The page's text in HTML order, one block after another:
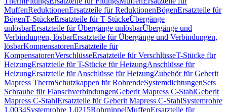
MuffenReduktionenErsatzteile für ReduktionenBögenErsatzteile für
BögenT-StückeErsatzteile für T-StückeÜbergänge
unlösbarErsatzteile für Übergänge unlösbarÜbergänge und
Verbindungen, lösbarErsatzteile für Übergänge und Verbindungen,
lösbarKompensatorenErsatzteile für
KompensatorenVerschlüsseErsatzteile für VerschlüsseT-Stücke für
HeizungErsatzteile für T-Stücke für HeizungAnschlüsse für
HeizungErsatzteile für Anschlüsse für HeizungZubehör für Geberit
Mapress ThermSchutzkappen für RohrendeSystemdichtungenSets
Schraube für FlanschverbindungenGeberit Mapress C-StahlGeberit
Mapress C-StahlErsatzteile für Geberit Mapress C-StahlSystemrohre
1.0034Systemrohre 1.0215RohrnippelMuffenErsatzteile für